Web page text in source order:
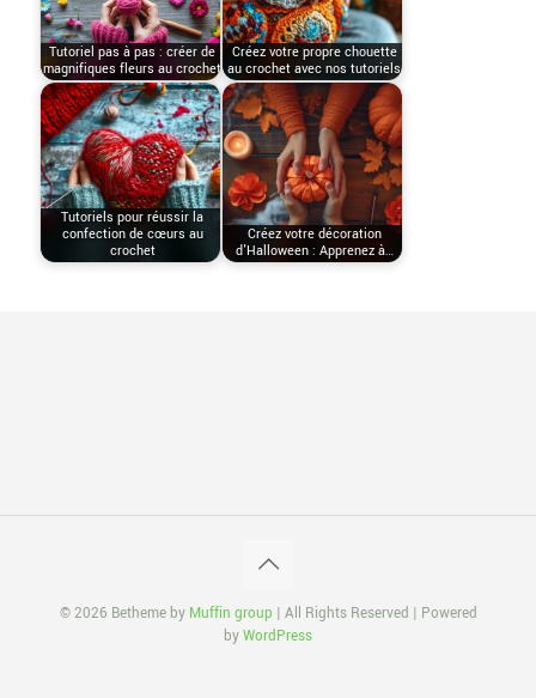
Tutoriel pas à pas : créer de
magnifiques fleurs au crochet
Créez votre propre chouette
au crochet avec nos tutoriels
Tutoriels pour réussir la
confection de cœurs au
crochet
Créez votre décoration
d'Halloween : Apprenez à…
© 2026 Betheme by Muffin group | All Rights Reserved | Powered
byWordPress